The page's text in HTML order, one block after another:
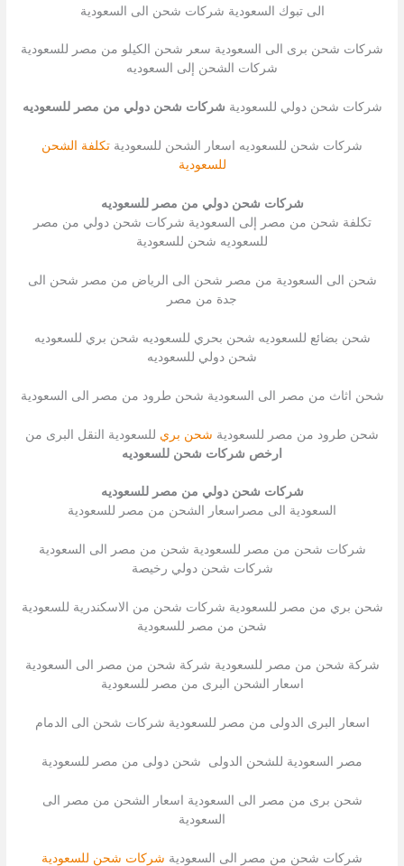
الى تبوك السعودية شركات شحن الى السعودية
شركات شحن برى الى السعودية سعر شحن الكيلو من مصر للسعودية
شركات الشحن إلى السعوديه
شركات شحن دولي للسعودية شركات شحن دولي من مصر للسعوديه
شركات شحن للسعوديه اسعار الشحن للسعودية تكلفة الشحن
للسعودية
شركات شحن دولي من مصر للسعوديه
تكلفة شحن من مصر إلى السعودية شركات شحن دولي من مصر
للسعوديه شحن للسعودية
شحن الى السعودية من مصر شحن الى الرياض من مصر شحن الى
جدة من مصر
شحن بضائع للسعوديه شحن بحري للسعوديه شحن بري للسعوديه
شحن دولي للسعوديه
شحن اثاث من مصر الى السعودية شحن طرود من مصر الى السعودية
شحن طرود من مصر للسعودية شحن بري للسعودية النقل البرى من
ارخص شركات شحن للسعوديه
شركات شحن دولي من مصر للسعوديه
السعودية الى مصراسعار الشحن من مصر للسعودية
شركات شحن من مصر للسعودية شحن من مصر الى السعودية
شركات شحن دولي رخيصة
شحن بري من مصر للسعودية شركات شحن من الاسكندرية للسعودية
شحن من مصر للسعودية
شركة شحن من مصر للسعودية شركة شحن من مصر الى السعودية
اسعار الشحن البرى من مصر للسعودية
اسعار البرى الدولى من مصر للسعودية شركات شحن الى الدمام
مصر السعودية للشحن الدولى شحن دولى من مصر للسعودية
شحن برى من مصر الى السعودية اسعار الشحن من مصر الى
السعودية
شركات شحن من مصر الى السعودية شركات شحن للسعودية